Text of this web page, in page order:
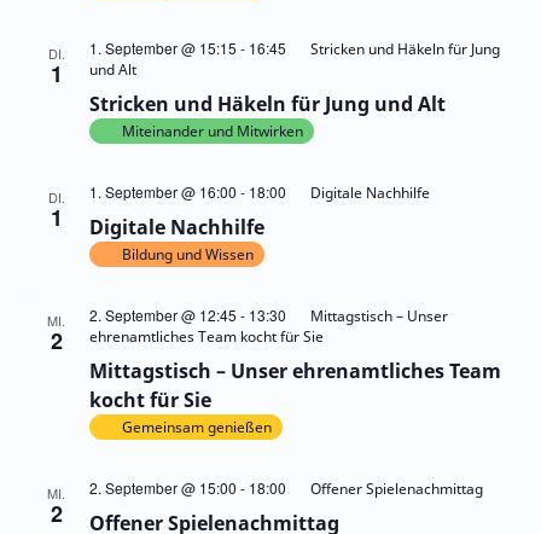
DI.
1
Stricken und Häkeln für Jung und Alt
1. September @ 15:15 - 16:45
Stricken und Häkeln für Jung
und Alt
Miteinander und Mitwirken
DI.
1 Digitale Nachhilfe
1. September @ 16:00 - 18:00 Digitale Nachhilfe
Bildung und Wissen
MI.
2
Mittagstisch – Unser ehrenamtliches Team
kocht für Sie
2. September @ 12:45 - 13:30
Mittagstisch – Unser
ehrenamtliches Team kocht für Sie
Gemeinsam genießen
MI.
2 Offener Spielenachmittag
2. September @ 15:00 - 18:00 Offener Spielenachmittag